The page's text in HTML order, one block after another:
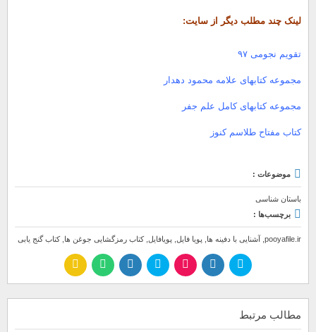
لینک چند مطلب دیگر از سایت:
تقویم نجومی ۹۷
مجموعه کتابهای علامه محمود دهدار
مجموعه کتابهای کامل علم جفر
کتاب مفتاح طلاسم کنوز
موضوعات :
باستان شناسی
برچسب‌ها :
pooyafile.ir آشنایی با دفینه ها پویا فایل پویافایل ,کتاب رمزگشایی جوغن ها ,کتاب گنج یابی
مطالب مرتبط